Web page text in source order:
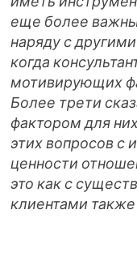
еще более
наряду с
когда
мотивирующих
Более трети
фактором для
этих вопросов с
ценности
это как с
клиентами